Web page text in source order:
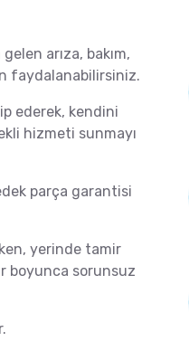
arıza, bakım,
faydalanabilirsiniz.
ederek, kendini
hizmeti sunmayı
parça garantisi
yerinde tamir
boyunca sorunsuz